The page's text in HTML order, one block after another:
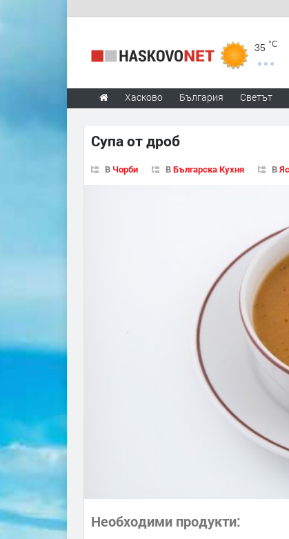
35 °C
Хасково България Светът
Супа от дроб
ВЧорби ВБългарска Кухня В
Необходими продукти